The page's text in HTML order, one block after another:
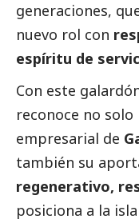
generaciones,
nuevo rol con
espíritu de
Con este
reconoce no
empresarial de
también su
regenerativo,
posiciona a la